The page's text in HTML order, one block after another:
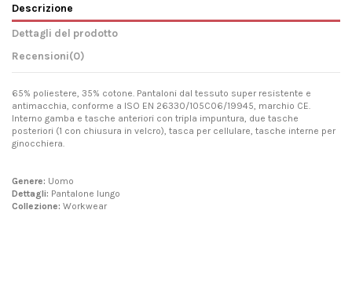
Descrizione
Dettagli del prodotto
Recensioni(0)
65% poliestere, 35% cotone. Pantaloni dal tessuto super resistente e
antimacchia, conforme a ISO EN 26330/105C06/19945, marchio CE.
Interno gamba e tasche anteriori con tripla impuntura, due tasche
posteriori (1 con chiusura in velcro), tasca per cellulare, tasche interne per
ginocchiera.
Genere: Uomo
Dettagli: Pantalone lungo
Collezione: Workwear